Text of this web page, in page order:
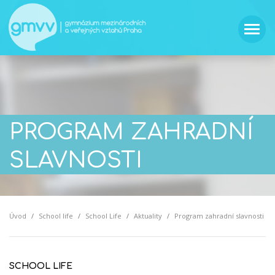
PROGRAM ZAHRADNÍ
SLAVNOSTI
Úvod School life School Life Aktuality Program zahradní slavnosti
SCHOOL LIFE